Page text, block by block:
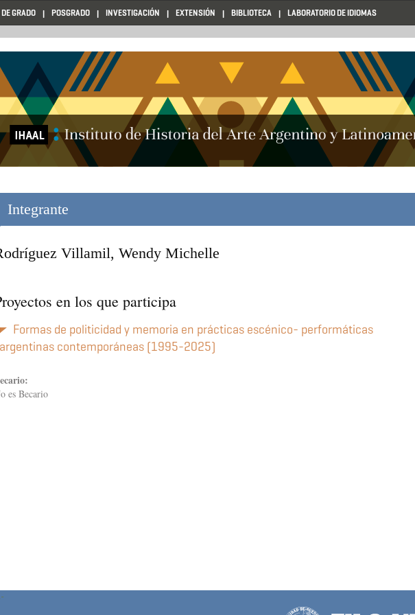
GRADO POSGRADO INVESTIGACIÓN EXTENSIÓN BIBLIOTECA LABORATORIO DE IDIOMAS
Integrante
Villamil, Wendy Michelle
en los que participa
Formas de politicidad y memoria en prácticas escénico- performáticas
argentinas contemporáneas (1995-2025)
es Becario